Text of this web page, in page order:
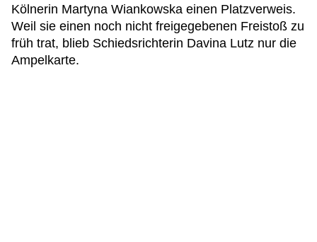
Kölnerin Martyna Wiankowska einen Platzverweis.
Weil sie einen noch nicht freigegebenen Freistoß zu
früh trat, blieb Schiedsrichterin Davina Lutz nur die
Ampelkarte.